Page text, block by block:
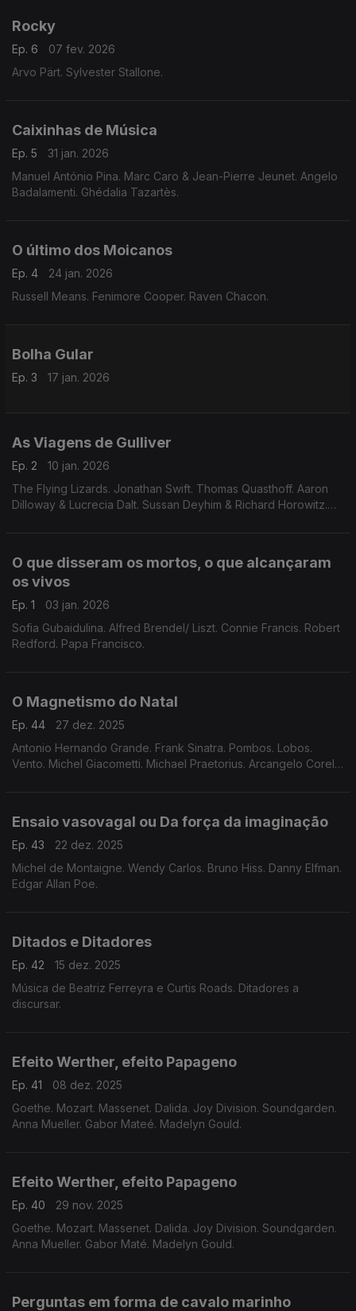
Rocky
Ep. 6
07 fev. 2026
Arvo Pärt. Sylvester Stallone.
Caixinhas de Música
Ep. 5
31 jan. 2026
Manuel António Pina. Marc Caro & Jean-Pierre Jeunet. Angelo
Badalamenti. Ghédalia Tazartès.
O último dos Moicanos
Ep. 4
24 jan. 2026
Russell Means. Fenimore Cooper. Raven Chacon.
Bolha Gular
Ep. 3 17 jan. 2026
As Viagens de Gulliver
Ep. 2
10 jan. 2026
The Flying Lizards. Jonathan Swift. Thomas Quasthoff. Aaron
Dilloway & Lucrecia Dalt. Sussan Deyhim & Richard Horowitz.
O que disseram os mortos, o que alcançaram
os vivos
Ep. 1
03 jan. 2026
Sofia Gubaidulina. Alfred Brendel/ Liszt. Connie Francis. Robert
Redford. Papa Francisco.
O Magnetismo do Natal
Ep. 44
27 dez. 2025
Antonio Hernando Grande. Frank Sinatra. Pombos. Lobos.
Vento. Michel Giacometti. Michael Praetorius. Arcangelo Corelli.
Ensaio vasovagal ou Da força da imaginação
Ep. 43
22 dez. 2025
Michel de Montaigne. Wendy Carlos. Bruno Hiss. Danny Elfman.
Edgar Allan Poe.
Ditados e Ditadores
Ep. 42
15 dez. 2025
Música de Beatriz Ferreyra e Curtis Roads. Ditadores a
discursar.
Efeito Werther, efeito Papageno
Ep. 41
08 dez. 2025
Goethe. Mozart. Massenet. Dalida. Joy Division. Soundgarden.
Anna Mueller. Gabor Mateé. Madelyn Gould.
Efeito Werther, efeito Papageno
Ep. 40
29 nov. 2025
Goethe. Mozart. Massenet. Dalida. Joy Division. Soundgarden.
Anna Mueller. Gabor Maté. Madelyn Gould.
Perguntas em forma de cavalo marinho